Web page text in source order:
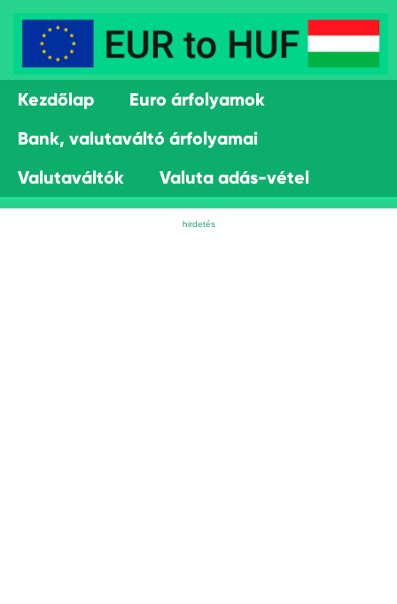
Kezdőlap
Euro árfolyamok
Bank, valutaváltó árfolyamai
Valutaváltók
Valuta adás-vétel